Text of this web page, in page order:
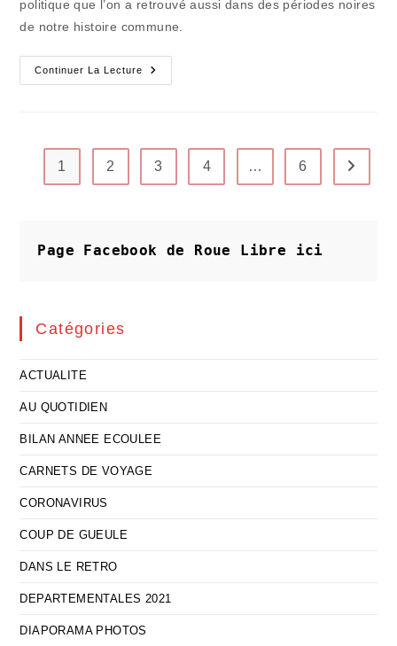
politique que l’on a retrouvé aussi dans des périodes noires
de notre histoire commune.
Continuer La Lecture
La
Stratégie
Et
Institutions
1 2 3 4 … 6 Aller à
Page Facebook de Roue Libre ici
Catégories
ACTUALITE
AU QUOTIDIEN
BILAN ANNEE ECOULEE
CARNETS DE VOYAGE
CORONAVIRUS
COUP DE GUEULE
DANS LE RETRO
DEPARTEMENTALES 2021
DIAPORAMA PHOTOS